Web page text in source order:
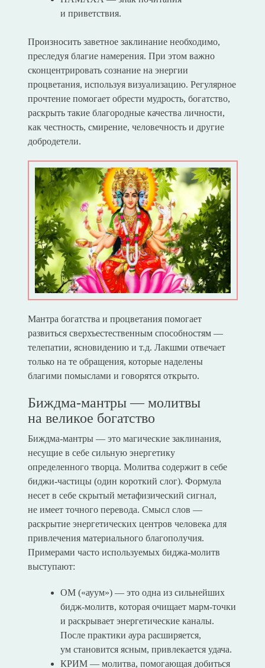
и приветствия.
Произносить заветное заклинание необходимо,
преследуя благие намерения. При этом важно
сконцентрировать сознание на энергии
процветания, используя визуализацию. Регулярное
прочтение помогает обрести мудрость, богатство,
раскрыть такие благородные качества личности,
как честность, смирение, человечность и другие
добродетели.
Мантра богатства и процветания помогает
развиться сверхъестественным способностям —
телепатии, ясновидению и т.д. Лакшми отвечает
только на те обращения, которые наделены
благими помыслами и говорятся открыто.
Биждма-мантры — молитвы
на великое богатство
Биждма-мантры — это магические заклинания,
несущие в себе сильную энергетику
определенного творца. Молитва содержит в себе
биджи-частицы (один короткий слог). Формула
несет в себе скрытый метафизический сигнал,
не имеет точного перевода. Смысл слов —
раскрытие энергетических центров человека для
привлечения материального благополучия.
Примерами часто используемых биджа-молитв
выступают:
ОМ («ауум») — это одна из сильнейших
бидж-молитв, которая очищает марм-точки
и раскрывает энергетические каналы.
После практики аура расширяется,
ум становится ясным, привлекается удача.
КРИМ — молитва, помогающая добиться